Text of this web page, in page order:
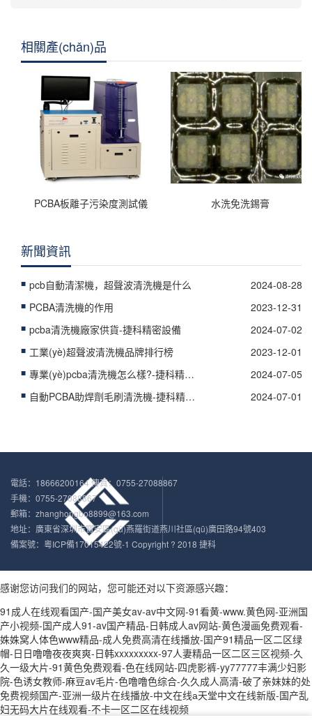
相關產(chǎn)品
PCBA板離子污染度測試儀 水洗免洗錫膏
新聞資訊
pcb自動清潔機，超聲波清洗機是什么
2024-08-28
PCBA清洗機的作用
2023-12-31
pcba清洗機廠家供貨-捷科精密設備
2024-07-02
工業(yè)超聲波清洗機品牌排行榜
2023-12-01
專業(yè)pcba清洗機怎么樣?-捷科精密設備
2024-07-05
自動PCBA助焊劑毛刷清洗機-捷科精密設
2024-07-01
電話：18666200164 傳真：0755-27088867
手機：0755-27088867
郵箱：zhanghongbo8899@163.com
地址：廣東省深圳市寶安區(qū)燕羅街道燕川社區(qū)廣田路94號403
備案號： 粵ICP備17015422號-1 Copyright ? 2018 捷科
感谢您访问我们的网站，您可能还对以下资源感兴趣：
91成人在线观看国产-国产美女av-av中文网-91看黄-www.黄色网-亚洲国
产小视频-国产成人91-av国产精品-日韩成人av网站-黄色漫画免费观看-
姝姝窝人体色www精品-成人免费高清在线播放-国产91精品一区二区绿
帽-日日噜噜夜夜爽爽-日韩xxxxxxxxx-97人妻精品一区二区三区视频-久
久一级大片-91黄色免费观看-色在线网站-四虎影裤-yy77777丰满少妇影
院-色诱女教师-麻豆av毛片-色噜噜色综合-久久成人高清-破了亲妺妺的处
免费视频国产-亚洲一级片在线播放-中文在线а天堂中文在线新版-国产乱
妇无码大片在线观看-不卡一区二区在线视频